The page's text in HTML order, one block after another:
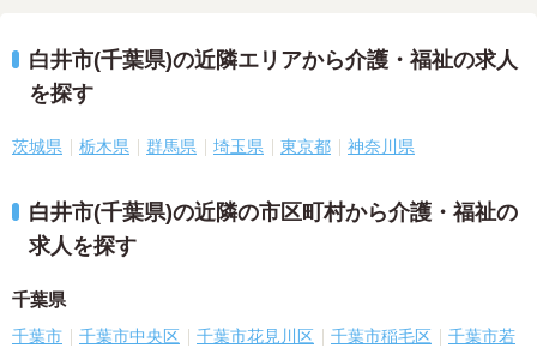
白井市(千葉県)の近隣エリアから介護・福祉の求人
を探す
茨城県 栃木県 群馬県 埼玉県 東京都 神奈川県
白井市(千葉県)の近隣の市区町村から介護・福祉の
求人を探す
千葉県
千葉市 千葉市中央区 千葉市花見川区 千葉市稲毛区
千葉市若